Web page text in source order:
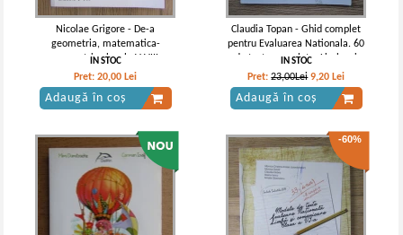
Nicolae Grigore - De-a
geometria, matematica-
geometrie clasele V-VIII
IN STOC
Pret:20,00 Lei
Adaugă în coș
Claudia Topan - Ghid complet
pentru Evaluarea Nationala. 60
de teste complete. Limba si
literatura romana
IN STOC
Pret:23,00Lei 9,20 Lei
Adaugă în coș
-60%